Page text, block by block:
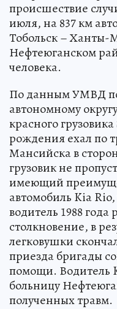
происшествие
июля, на 837 км
Тобольск – Ханты-
Нефтеюганском
человека.
По данным УМВД
автономному
красного
рождения ехал по
Мансийска в
грузовик не
имеющий
автомобиль Kia
водитель 1988
столкновение, в
легковушки
приезда бригады
помощи. Водитель
больницу
полученных травм.